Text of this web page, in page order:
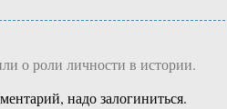
о роли личности в истории.
надо залогиниться.